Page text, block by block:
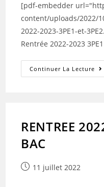
[pdf-embedder
content/uploads/2022/
2022-2023-3PE1-et-
Rentrée 2022-2023
Continuer La Lecture
RENTREE
BAC
Publication
11 juillet 2022